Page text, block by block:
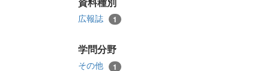
広報誌 1
学問分野
その他 1